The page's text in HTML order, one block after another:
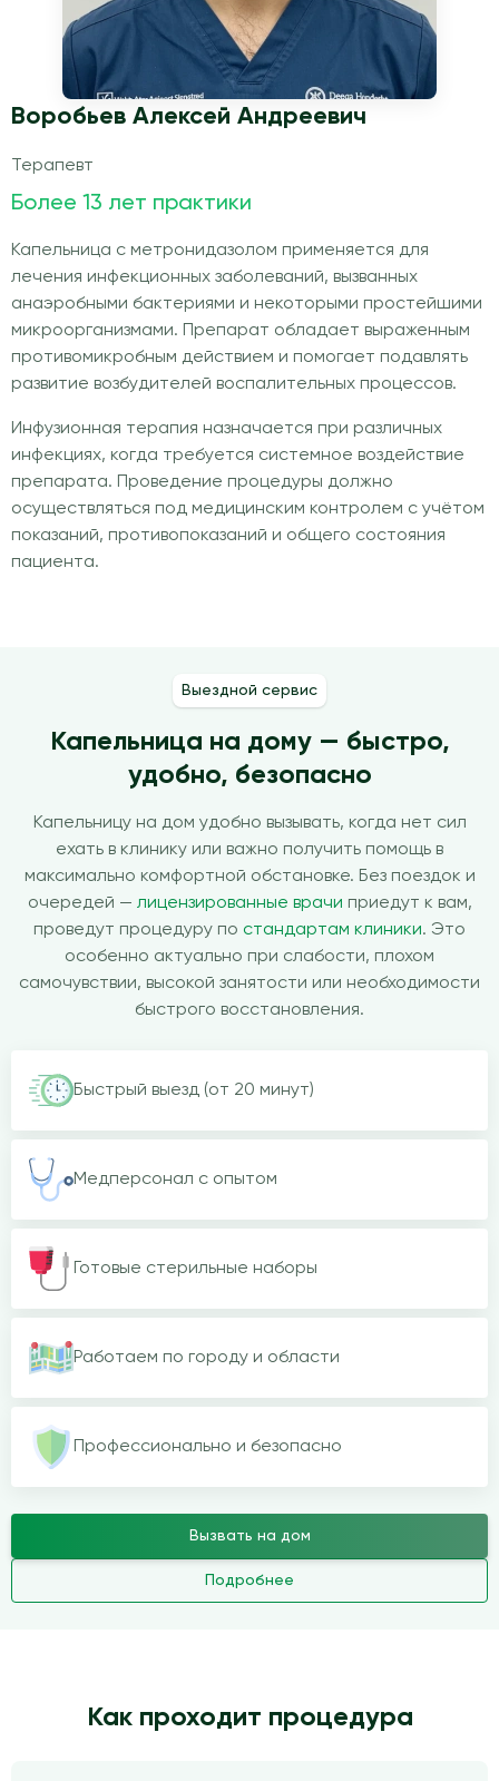
Воробьев Алексей Андреевич
Терапевт
Более 13 лет практики
Капельница с метронидазолом применяется для
лечения инфекционных заболеваний, вызванных
анаэробными бактериями и некоторыми простейшими
микроорганизмами. Препарат обладает выраженным
противомикробным действием и помогает подавлять
развитие возбудителей воспалительных процессов.
Инфузионная терапия назначается при различных
инфекциях, когда требуется системное воздействие
препарата. Проведение процедуры должно
осуществляться под медицинским контролем с учётом
показаний, противопоказаний и общего состояния
пациента.
Выездной сервис
Капельница на дому — быстро,
удобно, безопасно
Капельницу на дом удобно вызывать, когда нет сил
ехать в клинику или важно получить помощь в
максимально комфортной обстановке. Без поездок и
очередей — лицензированные врачи приедут к вам,
проведут процедуру по стандартам клиники. Это
особенно актуально при слабости, плохом
самочувствии, высокой занятости или необходимости
быстрого восстановления.
Быстрый выезд (от 20 минут)
Медперсонал с опытом
Готовые стерильные наборы
Работаем по городу и области
Профессионально и безопасно
Вызвать на дом
Подробнее
Как проходит процедура